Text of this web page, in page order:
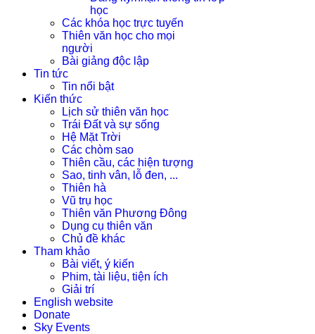
học
Các khóa học trực tuyến
Thiên văn học cho mọi
người
Bài giảng độc lập
Tin tức
Tin nổi bật
Kiến thức
Lịch sử thiên văn học
Trái Đất và sự sống
Hệ Mặt Trời
Các chòm sao
Thiên cầu, các hiện tượng
Sao, tinh vân, lỗ đen, ...
Thiên hà
Vũ trụ học
Thiên văn Phương Đông
Dụng cụ thiên văn
Chủ đề khác
Tham khảo
Bài viết, ý kiến
Phim, tài liệu, tiện ích
Giải trí
English website
Donate
Sky Events